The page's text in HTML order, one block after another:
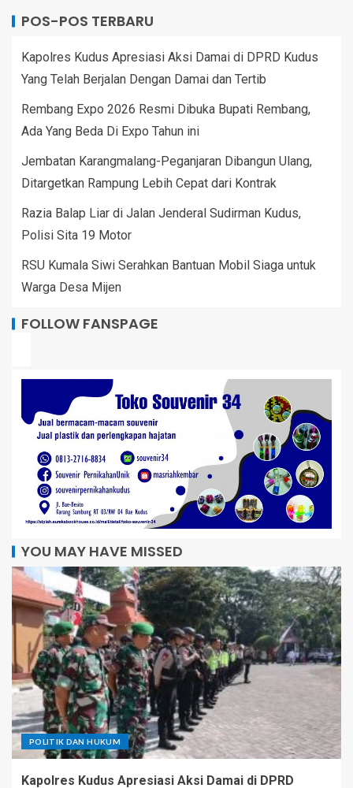
POS-POS TERBARU
Kapolres Kudus Apresiasi Aksi Damai di DPRD Kudus
Yang Telah Berjalan Dengan Damai dan Tertib
Rembang Expo 2026 Resmi Dibuka Bupati Rembang,
Ada Yang Beda Di Expo Tahun ini
Jembatan Karangmalang-Peganjaran Dibangun Ulang,
Ditargetkan Rampung Lebih Cepat dari Kontrak
Razia Balap Liar di Jalan Jenderal Sudirman Kudus,
Polisi Sita 19 Motor
RSU Kumala Siwi Serahkan Bantuan Mobil Siaga untuk
Warga Desa Mijen
FOLLOW FANSPAGE
YOU MAY HAVE MISSED
POLITIK DAN HUKUM
Kapolres Kudus Apresiasi Aksi Damai di DPRD